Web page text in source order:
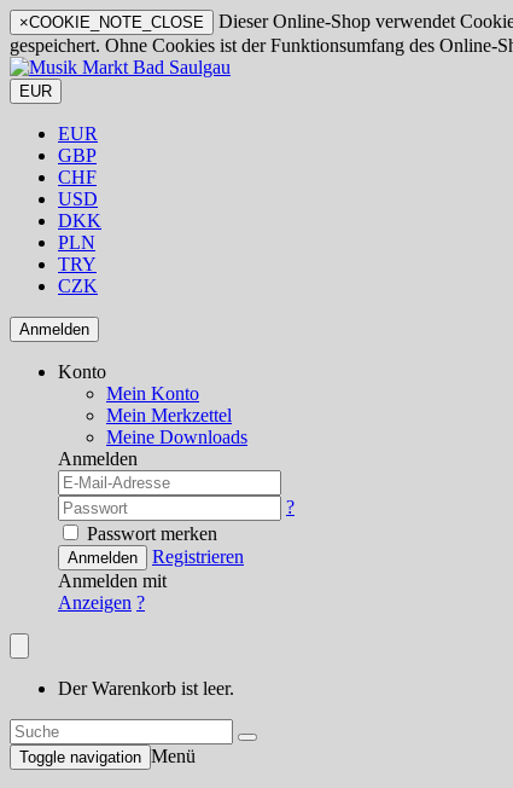
×COOKIE_NOTE_CLOSE
Dieser Online-Shop verwendet
gespeichert. Ohne Cookies ist der Funktionsumfang des Online-
EUR
EUR
GBP
CHF
USD
DKK
PLN
TRY
CZK
Anmelden
Konto
Mein Konto
Mein Merkzettel
Meine Downloads
Anmelden
?
Passwort merken
Anmelden
Registrieren
Anmelden mit
Anzeigen ?
Der Warenkorb ist leer.
Toggle navigation Menü